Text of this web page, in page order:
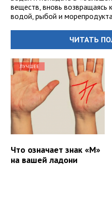
веществ, вновь возвращаясь
водой, рыбой и
ЧИТАТЬ
ЛУЧШЕЕ
Что означает знак «М»
на вашей ладони